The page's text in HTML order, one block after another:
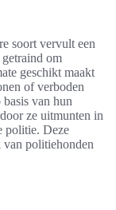
soort vervult een
om
geschikt maakt
of verboden
van hun
ze uitmunten in
politie. Deze
politiehonden